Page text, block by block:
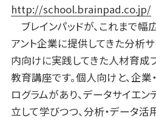
http://school.brainpad.co.jp/
ブレインパッドが、これまで幅
アント企業に提供してきた分析サ
内向けに実践してきた人材育成
教育講座です。個人向けと、企
ログラムがあり、データサイエン
立して学びつつ、分析・データ